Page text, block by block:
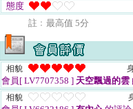
態度
註﹕最高值 5分
相貌
會員[ LV7707358 ] 天空飄過的雲
相貌